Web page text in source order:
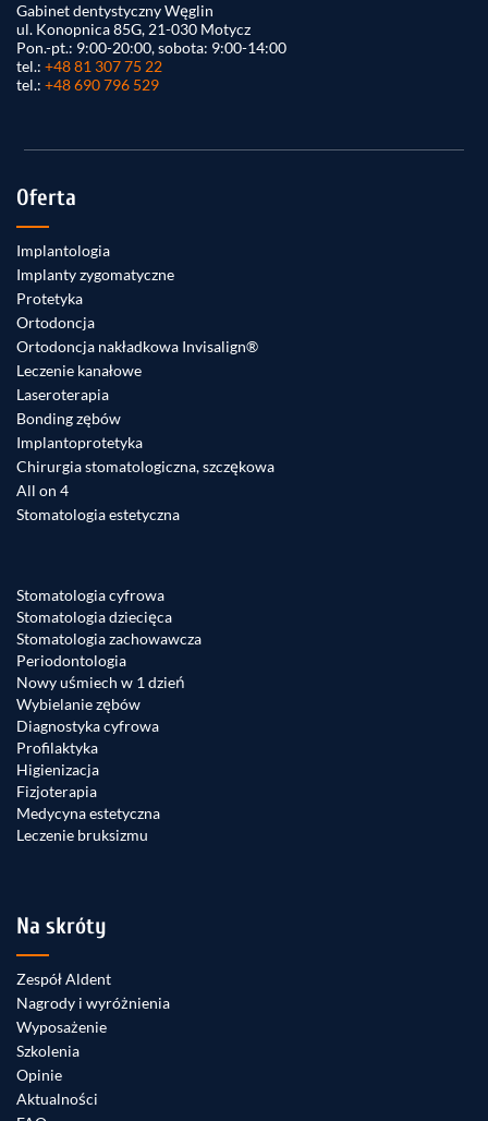
Gabinet dentystyczny Węglin
ul. Konopnica 85G, 21-030 Motycz
Pon.-pt.: 9:00-20:00, sobota: 9:00-14:00
tel.: +48 81 307 75 22
tel.: +48 690 796 529
Oferta
Implantologia
Implanty zygomatyczne
Protetyka
Ortodoncja
Ortodoncja nakładkowa Invisalign®
Leczenie kanałowe
Laseroterapia
Bonding zębów
Implantoprotetyka
Chirurgia stomatologiczna, szczękowa
All on 4
Stomatologia estetyczna
Stomatologia cyfrowa
Stomatologia dziecięca
Stomatologia zachowawcza
Periodontologia
Nowy uśmiech w 1 dzień
Wybielanie zębów
Diagnostyka cyfrowa
Profilaktyka
Higienizacja
Fizjoterapia
Medycyna estetyczna
Leczenie bruksizmu
Na skróty
Zespół Aldent
Nagrody i wyróżnienia
Wyposażenie
Szkolenia
Opinie
Aktualności